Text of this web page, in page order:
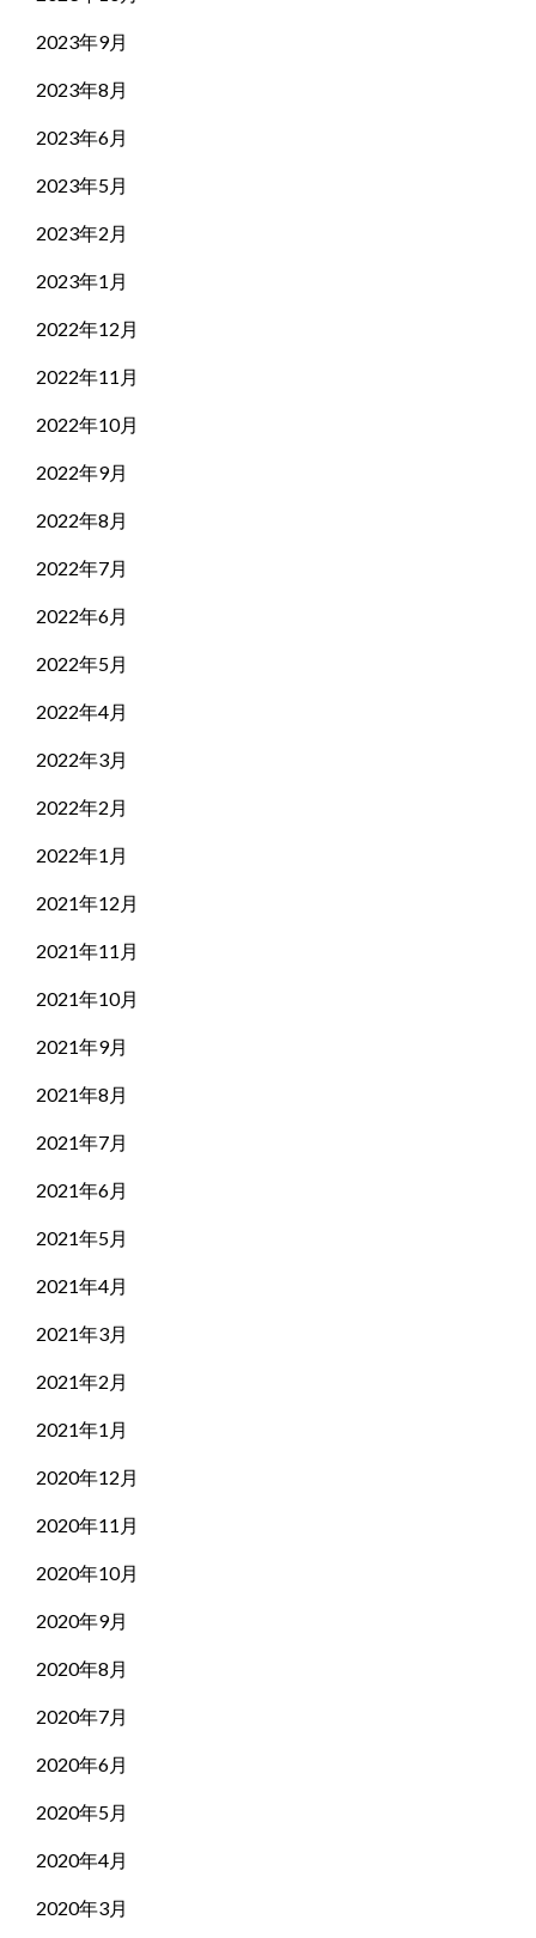
2023年9月
2023年8月
2023年6月
2023年5月
2023年2月
2023年1月
2022年12月
2022年11月
2022年10月
2022年9月
2022年8月
2022年7月
2022年6月
2022年5月
2022年4月
2022年3月
2022年2月
2022年1月
2021年12月
2021年11月
2021年10月
2021年9月
2021年8月
2021年7月
2021年6月
2021年5月
2021年4月
2021年3月
2021年2月
2021年1月
2020年12月
2020年11月
2020年10月
2020年9月
2020年8月
2020年7月
2020年6月
2020年5月
2020年4月
2020年3月